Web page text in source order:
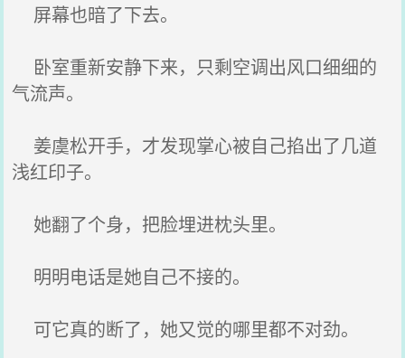
屏幕也暗了下去。
卧室重新安静下来，只剩空调出风口细细的
气流声。
姜虞松开手，才发现掌心被自己掐出了几道
浅红印子。
她翻了个身，把脸埋进枕头里。
明明电话是她自己不接的。
可它真的断了，她又觉的哪里都不对劲。